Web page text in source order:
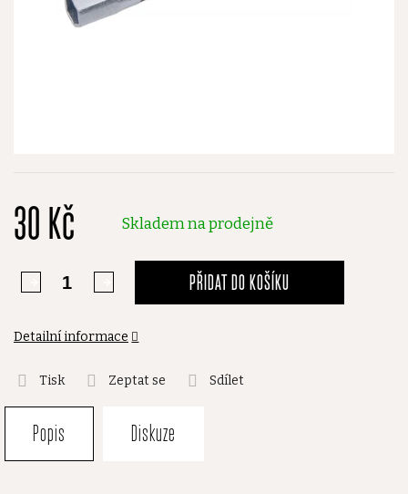
30 Kč Skladem na prodejně
PŘIDAT DO KOŠÍKU
Detailní informace
Tisk Zeptat se Sdílet
Popis Diskuze